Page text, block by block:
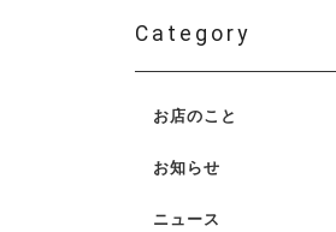
Category
お店のこと
お知らせ
ニュース